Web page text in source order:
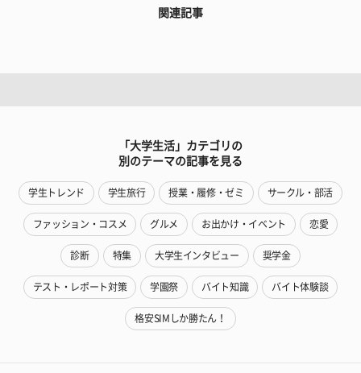
関連記事
「大学生活」カテゴリの
別のテーマの記事を見る
学生トレンド 学生旅行 授業・履修・ゼミ サークル・部活
ファッション・コスメ グルメ お出かけ・イベント 恋愛
診断 特集 大学生インタビュー 奨学金
テスト・レポート対策 学園祭 バイト知識 バイト体験談
格安SIMしか勝たん！